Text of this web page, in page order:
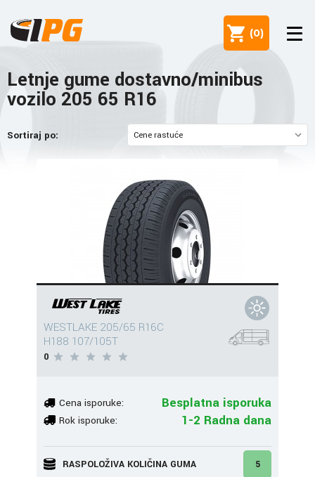
(0)
Letnje gume dostavno/minibus
vozilo 205 65 R16
Sortiraj po:
WESTLAKE 205/65 R16C
H188 107/105T
0
Cena isporuke: Besplatna isporuka
Rok isporuke: 1-2 Radna dana
RASPOLOŽIVA KOLIČINA GUMA 5